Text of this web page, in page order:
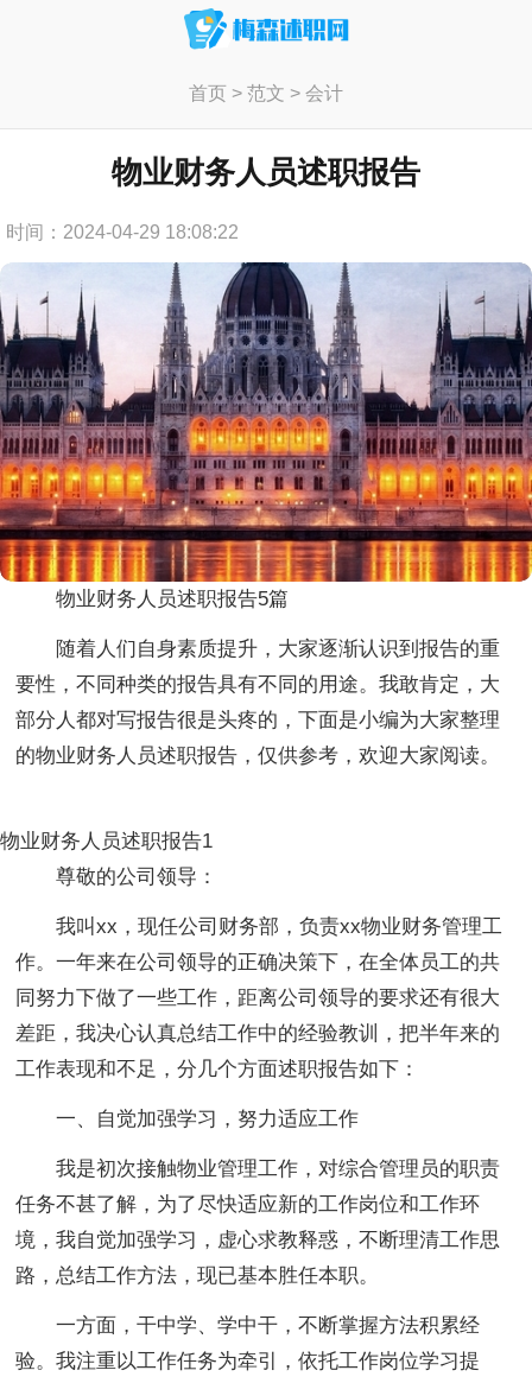
首页> 范文 > 会计
物业财务人员述职报告
时间：2024-04-29 18:08:22
物业财务人员述职报告5篇
随着人们自身素质提升，大家逐渐认识到报告的重
要性，不同种类的报告具有不同的用途。我敢肯定，大
部分人都对写报告很是头疼的，下面是小编为大家整理
的物业财务人员述职报告，仅供参考，欢迎大家阅读。
物业财务人员述职报告1
尊敬的公司领导：
我叫xx，现任公司财务部，负责xx物业财务管理工
作。一年来在公司领导的正确决策下，在全体员工的共
同努力下做了一些工作，距离公司领导的要求还有很大
差距，我决心认真总结工作中的经验教训，把半年来的
工作表现和不足，分几个方面述职报告如下：
一、自觉加强学习，努力适应工作
我是初次接触物业管理工作，对综合管理员的职责
任务不甚了解，为了尽快适应新的工作岗位和工作环
境，我自觉加强学习，虚心求教释惑，不断理清工作思
路，总结工作方法，现已基本胜任本职。
一方面，干中学、学中干，不断掌握方法积累经
验。我注重以工作任务为牵引，依托工作岗位学习提